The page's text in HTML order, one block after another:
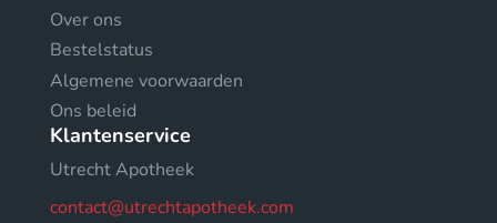
Over ons
Bestelstatus
Algemene voorwaarden
Ons beleid
Klantenservice
Utrecht Apotheek
contact@utrechtapotheek.com